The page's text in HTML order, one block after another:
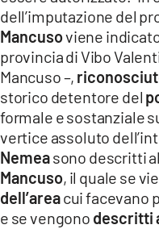
dell’imputazione del
Mancusoviene
provincia di Vibo
Mancuso –,
storico detentore del
formale e sostanziale
vertice assoluto
Nemeasono descritti
Mancuso, il quale se
dell’areacui facevano
e se vengono descritti